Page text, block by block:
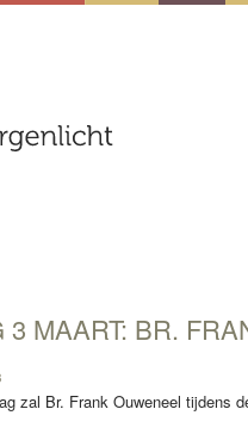
3 MAART: BR.
zal Br. Frank Ouweneel tijdens